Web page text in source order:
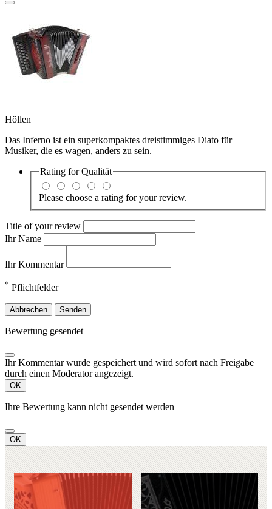
Höllen
Das Inferno ist ein superkompaktes dreistimmiges Diato für
Musiker, die es wagen, anders zu sein.
Rating forQualität
Please choose a rating for your review.
Title of your review
Ihr Name
Ihr Kommentar
* Pflichtfelder
Abbrechen Senden
Bewertung gesendet
Ihr Kommentar wurde gespeichert und wird sofort nach Freigabe
durch einen Moderator angezeigt.
OK
Ihre Bewertung kann nicht gesendet werden
OK